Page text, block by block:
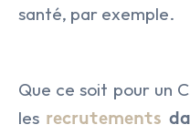
santé, par exemple.
Que ce soit pour un
les recrutements